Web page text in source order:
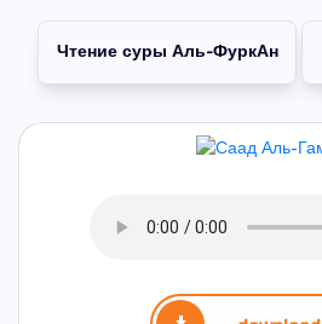
Чтение суры Аль-ФуркАн